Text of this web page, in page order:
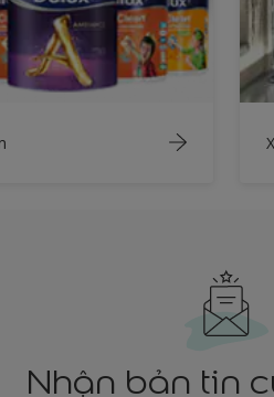
Nhận bản tin